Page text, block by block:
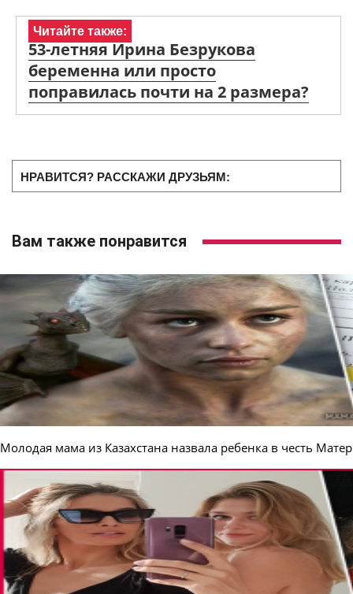
Читайте также:
53-летняя Ирина Безрукова
беременна или просто
поправилась почти на 2 размера?
НРАВИТСЯ? РАССКАЖИ ДРУЗЬЯМ:
Вам также понравится
Молодая мама из Казахстана назвала ребенка в честь